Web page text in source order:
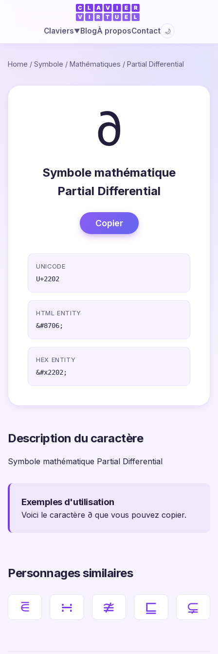
Claviers▼BlogÀ proposContact 🌙
Home / Symbole / Mathématiques / Partial Differential
∂
Symbole mathématique
Partial Differential
Copier
UNICODE
U+2202
HTML ENTITY
&#8706;
HEX ENTITY
&#x2202;
Description du caractère
Symbole mathématique Partial Differential
Exemples d'utilisation
Voici le caractère ∂ que vous pouvez copier.
Personnages similaires
⋷ ∺ ≇ ⊑ ⊊